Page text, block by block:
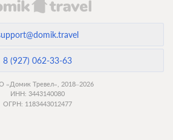
8 (927) 062-33-63
Тревел», 2018–2026
ИНН: 3443140080
ОГРН: 1183443012477